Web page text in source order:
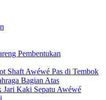
Pembentukan
Shaft Awéwé Pas di Tembok
Bagian Atas
Jari Kaki Sepatu Awéwé